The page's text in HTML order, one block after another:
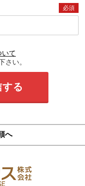
必須
いて
さい。
る
へ